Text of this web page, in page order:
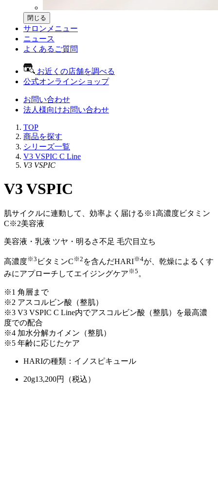
閉じる
サロンメニュー
ニュース
よくあるご質問
お近くの店舗を調べる
公式オンラインショップ
お問い合わせ
法人様向けお問い合わせ
TOP
商品を探す
シリーズ一覧
V3 VSPIC C Line
V3 VSPIC
V3 VSPIC
肌サイクルに連動して、効率よく届ける※1高濃度ビタミン
C※2美容液
美容液・乳液 ツヤ・明るさ不足 毛穴目立ち
高濃度※3 ビタミンC ※2 を含んだHARI※4が、乾燥によるくす
みにアプローチしてエイジングケア ※5。
※1 角層まで
※2 アスコルビン酸（整肌）
※3 V3 VSPIC C Line内でアスコルビン酸（整肌）を最高濃
度での配合
※4 加水分解カイメン（整肌）
※5 年齢に応じたケア
HARIの種類：イノスピキュール
20g13,200円（税込）